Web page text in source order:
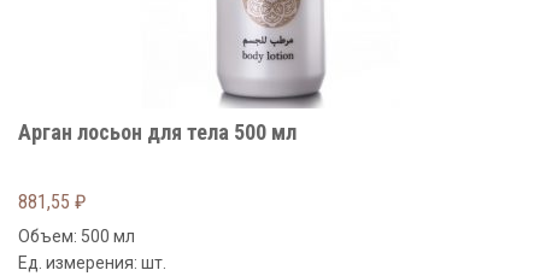
Арган лосьон для тела 500 мл
881,55 ₽
Объем: 500 мл
Ед. измерения: шт.